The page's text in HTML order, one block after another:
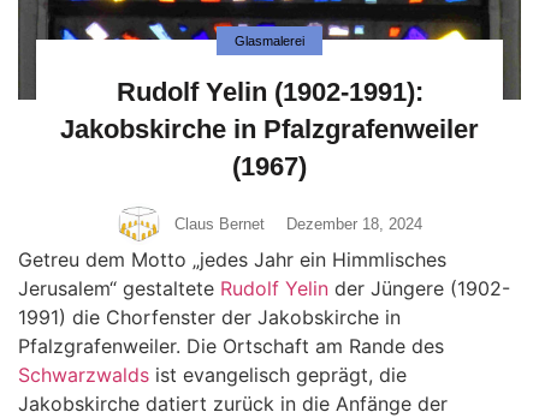
Glasmalerei
Rudolf Yelin (1902-1991):
Jakobskirche in Pfalzgrafenweiler
(1967)
Claus Bernet Dezember 18, 2024
Getreu dem Motto „jedes Jahr ein Himmlisches
Jerusalem“ gestaltete Rudolf Yelin der Jüngere (1902-
1991) die Chorfenster der Jakobskirche in
Pfalzgrafenweiler. Die Ortschaft am Rande des
Schwarzwalds ist evangelisch geprägt, die
Jakobskirche datiert zurück in die Anfänge der